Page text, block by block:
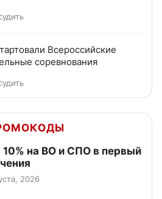
Всероссийские
соревнования
10% на ВО и СПО в первый
2026